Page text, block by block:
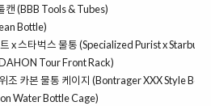
캔 (BBB Tools & Tubes)
Bottle)
x 스타벅스 물통 (Specialized Purist x
Tour Front Rack)
조 카본 물통 케이지 (Bontrager XXX Style
Water Bottle Cage)